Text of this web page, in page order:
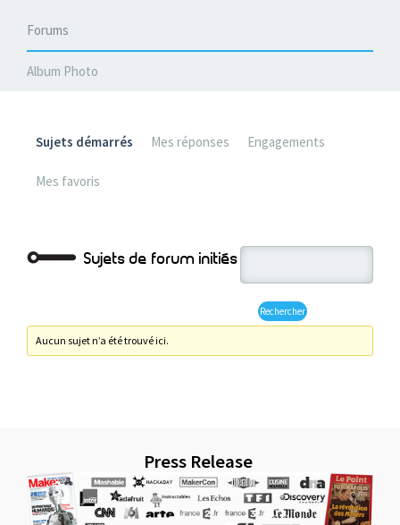
Forums
Album Photo
Sujets démarrés Mes réponses Engagements
Mes favoris
Sujets de forum initiés
Aucun sujet n’a été trouvé ici.
Press Release